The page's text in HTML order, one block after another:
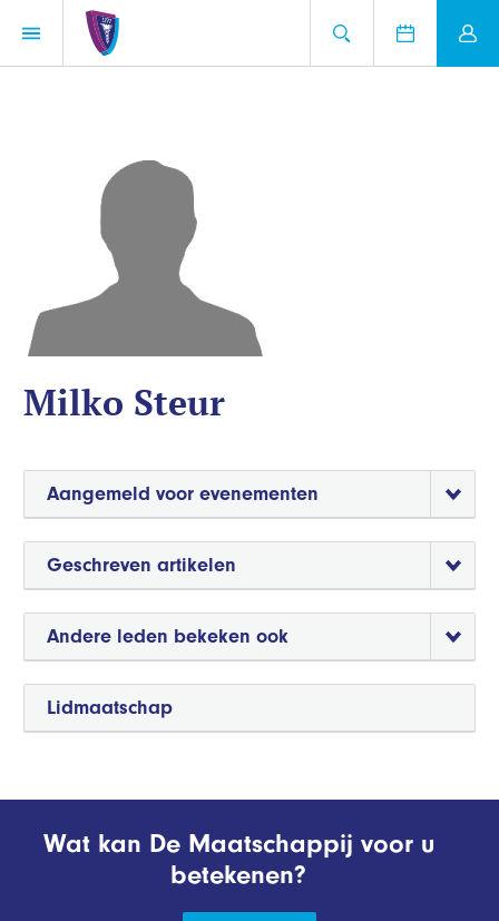
Lidmaatschap
Milko Steur
Aangemeld voor evenementen
Geschreven artikelen
Andere leden bekeken ook
Wat kan De Maatschappij voor u
betekenen?